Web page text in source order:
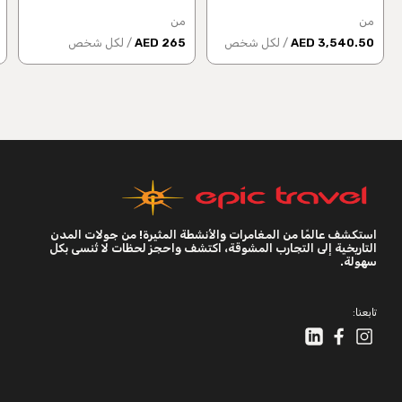
من
3,540.50 AED
/ لكل شخص
من
265 AED
/ لكل شخص
استكشف عالمًا من المغامرات والأنشطة المثيرة! من جولات المدن
التاريخية إلى التجارب المشوقة، اكتشف واحجز لحظات لا تُنسى بكل
سهولة.
تابعنا: